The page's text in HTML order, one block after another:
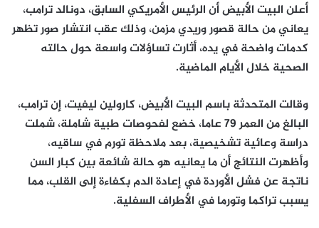
أعلن البيت الأبيض أن الرئيس الأمريكي السابق، دونالد ترامب،
يعاني من حالة قصور وريدي مزمن، وذلك عقب انتشار صور تظهر
كدمات واضحة في يده، أثارت تساؤلات واسعة حول حالته
الصحية خلال الأيام الماضية.
وقالت المتحدثة باسم البيت الأبيض، كارولين ليفيت، إن ترامب،
البالغ من العمر 79 عاما، خضع لفحوصات طبية شاملة، شملت
دراسة وعائية تشخيصية، بعد ملاحظة تورم في ساقيه،
وأظهرت النتائج أن ما يعانيه هو حالة شائعة بين كبار السن
ناتجة عن فشل الأوردة في إعادة الدم بكفاءة إلى القلب، مما
يسبب تراكما وتورما في الأطراف السفلية.